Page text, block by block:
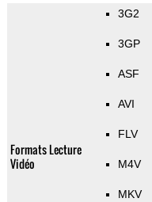
Formats Lecture
Vidéo
3G2
3GP
ASF
AVI
FLV
M4V
MKV